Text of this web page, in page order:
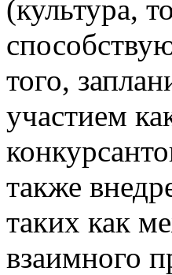
(культура,
того,
участием
также
таких как
взаимного